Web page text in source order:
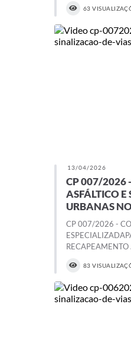
63
13/04/2026
CP 007/2026
ASFÁLTICO
URBANAS
CP 007/2026 -
RECAPEAMENTO
83